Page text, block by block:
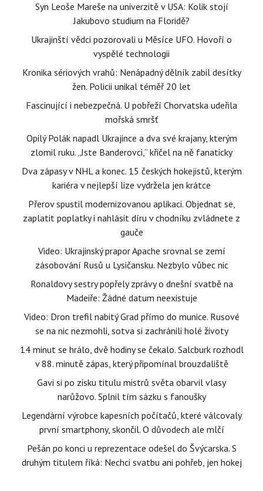
Syn Leoše Mareše na univerzitě v USA: Kolik stojí
Jakubovo studium na Floridě?
Ukrajinští vědci pozorovali u Měsíce UFO. Hovoří o
vyspělé technologii
Kronika sériových vrahů: Nenápadný dělník zabil desítky
žen. Policii unikal téměř 20 let
Fascinující i nebezpečná. U pobřeží Chorvatska udeřila
mořská smršť
Opilý Polák napadl Ukrajince a dva své krajany, kterým
zlomil ruku. „Jste Banderovci,“ křičel na ně fanaticky
Dva zápasy v NHL a konec. 15 českých hokejistů, kterým
kariéra v nejlepší lize vydržela jen krátce
Přerov spustil modernizovanou aplikaci. Objednat se,
zaplatit poplatky i nahlásit díru v chodníku zvládnete z
gauče
Video: Ukrajinský prapor Apache srovnal se zemí
zásobování Rusů u Lysičansku. Nezbylo vůbec nic
Ronaldovy sestry popřely zprávy o dnešní svatbě na
Madeiře: Žádné datum neexistuje
Video: Dron trefil nabitý Grad přímo do munice. Rusové
se na nic nezmohli, sotva si zachránili holé životy
14 minut se hrálo, dvě hodiny se čekalo. Salcburk rozhodl
v 88. minutě zápas, který připomínal brouzdaliště
Gavi si po zisku titulu mistrů světa obarvil vlasy
narůžovo. Splnil tím sázku s fanoušky
Legendární výrobce kapesních počítačů, které válcovaly
první smartphony, skončil. O důvodech ale mlčí
Pešán po konci u reprezentace odešel do Švýcarska. S
druhým titulem říká: Nechci svatbu ani pohřeb, jen hokej